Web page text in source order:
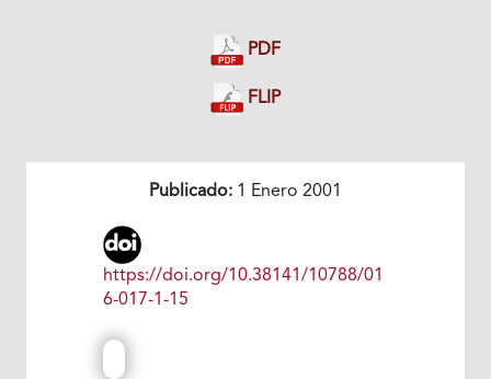
PDF
FLIP
Publicado: 1 Enero 2001
https://doi.org/10.38141/10788/01
6-017-1-15